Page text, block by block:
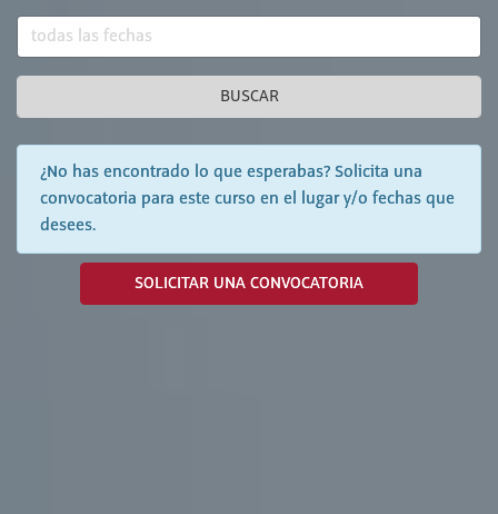
BUSCAR
¿No has encontrado lo que esperabas? Solicita una
convocatoria para este curso en el lugar y/o fechas que
desees.
SOLICITAR UNA CONVOCATORIA